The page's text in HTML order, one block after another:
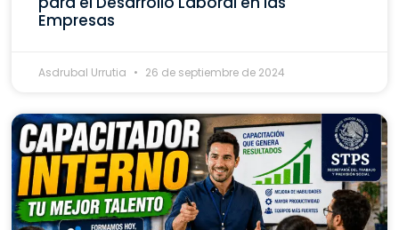
Empresas
Asdrubal Urrutia 26 de septiembre de 2024